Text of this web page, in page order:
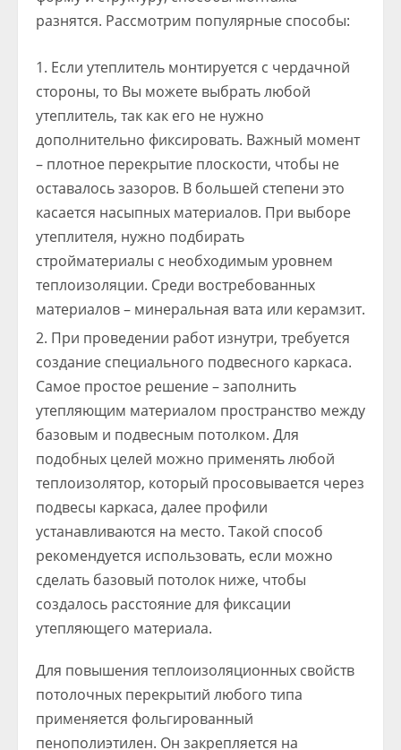
разнятся. Рассмотрим популярные способы:
Если утеплитель монтируется с чердачной
стороны, то Вы можете выбрать любой
утеплитель, так как его не нужно
дополнительно фиксировать. Важный момент
– плотное перекрытие плоскости, чтобы не
оставалось зазоров. В большей степени это
касается насыпных материалов. При выборе
утеплителя, нужно подбирать
стройматериалы с необходимым уровнем
теплоизоляции. Среди востребованных
материалов – минеральная вата или керамзит.
При проведении работ изнутри, требуется
создание специального подвесного каркаса.
Самое простое решение – заполнить
утепляющим материалом пространство между
базовым и подвесным потолком. Для
подобных целей можно применять любой
теплоизолятор, который просовывается через
подвесы каркаса, далее профили
устанавливаются на место. Такой способ
рекомендуется использовать, если можно
сделать базовый потолок ниже, чтобы
создалось расстояние для фиксации
утепляющего материала.
Для повышения теплоизоляционных свойств
потолочных перекрытий любого типа
применяется фольгированный
пенополиэтилен. Он закрепляется на